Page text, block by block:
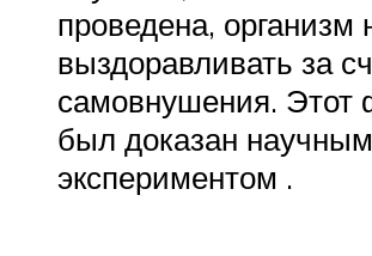
проведена, организм
выздоравливать за
самовнушения. Этот
был доказан научным
экспериментом .